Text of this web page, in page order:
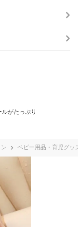
がたっぷり
ベビー用品・育児グッ